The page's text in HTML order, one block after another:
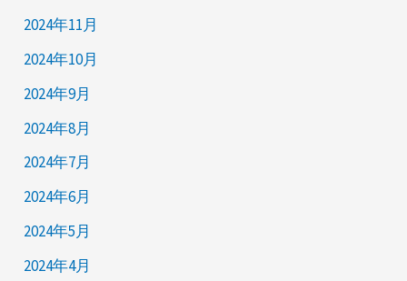
2024年11月
2024年10月
2024年9月
2024年8月
2024年7月
2024年6月
2024年5月
2024年4月